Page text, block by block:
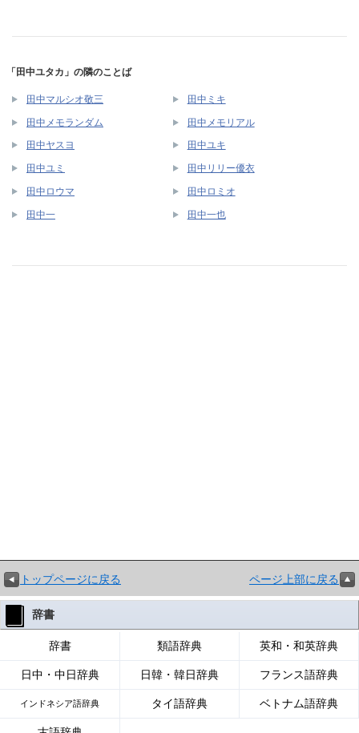
「田中ユタカ」の隣のことば
田中マルシオ敬三 田中ミキ
田中メモランダム 田中メモリアル
田中ヤスヨ 田中ユキ
田中ユミ 田中リリー優衣
田中ロウマ 田中ロミオ
田中一 田中一也
トップページに戻る ページ上部に戻る
辞書
辞書 類語辞典 英和・和英辞典
日中・中日辞典 日韓・韓日辞典 フランス語辞典
インドネシア語辞典 タイ語辞典 ベトナム語辞典